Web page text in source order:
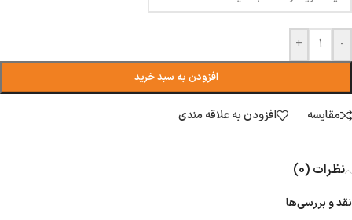
-
+
افزودن به سبد خرید
مقایسه افزودن به علاقه مندی
نظرات (0)
نقد و بررسی‌ها